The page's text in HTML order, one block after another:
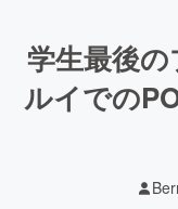
学生最後
ルイでの